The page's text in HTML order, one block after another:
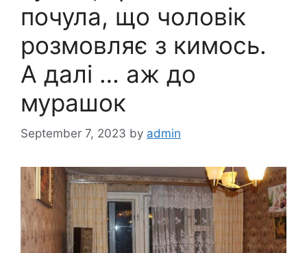
почула, що чоловік
розмовляє з кимось.
А далі … аж до
мурашок
September 7, 2023 by admin